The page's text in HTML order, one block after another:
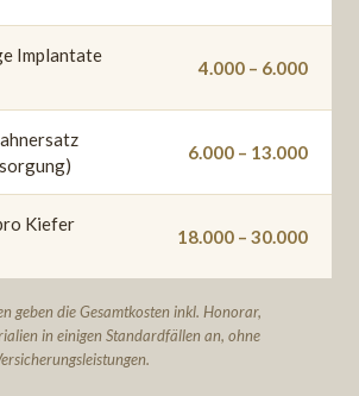
Implantate
4.000 – 6.000
6.000 – 13.000
Kiefer
18.000 – 30.000
geben die Gesamtkosten inkl. Honorar,
in einigen Standardfällen an, ohne